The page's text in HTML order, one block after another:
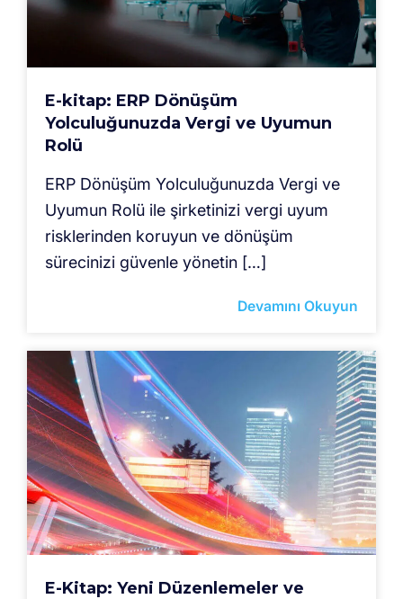
E-kitap: ERP Dönüşüm
Yolculuğunuzda Vergi ve Uyumun
Rolü
ERP Dönüşüm Yolculuğunuzda Vergi ve
Uyumun Rolü ile şirketinizi vergi uyum
risklerinden koruyun ve dönüşüm
sürecinizi güvenle yönetin […]
Devamını Okuyun
E-Kitap: Yeni Düzenlemeler ve